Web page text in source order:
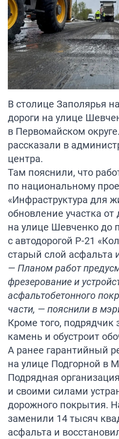
В столице Заполярья
дороги на улице
в Первомайском
рассказали в
центра.
Там пояснили, что
по национальному
«Инфраструктура для
обновление участка
на улице Шевченко до
с автодорогой Р-21
старый слой асфальта
— Планом работ
фрезерование и
асфальтобетонного
части, — пояснили в
Кроме того, подрядчик
камень и обустроит
А ранее гарантийный
на улице Подгорной в
Подрядная
и своими силами
дорожного покрытия.
заменили 14 тысяч
асфальта и